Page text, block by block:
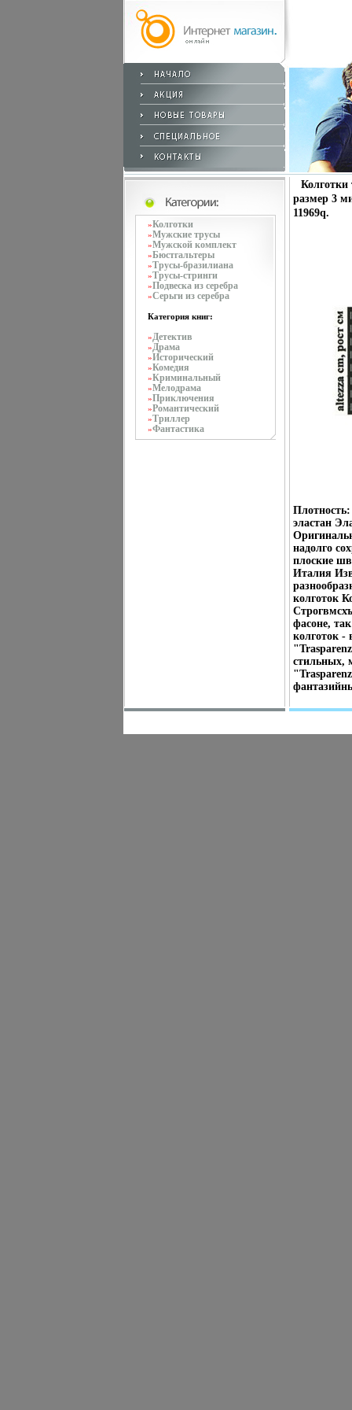
»Колготки
»Мужские трусы
»Мужской комплект
»Бюстгальтеры
»Трусы-бразилиана
»Трусы-стринги
»Подвеска из серебра
»Серьги из серебра
Категория книг:
»Детектив
»Драма
»Исторический
»Комедия
»Криминальный
»Мелодрама
»Приключения
»Романтический
»Триллер
»Фантастика
размер 3
11969q.
эластан
надолго
плоские
Италия
колготок
фасоне,
колготок -
стильных,